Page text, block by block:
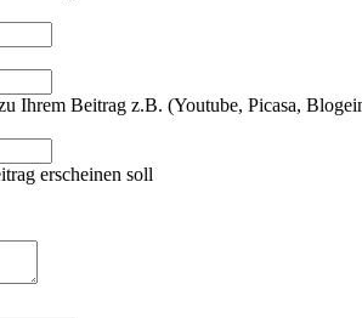
Ihrem Beitrag z.B. (Youtube, Picasa,
erscheinen soll